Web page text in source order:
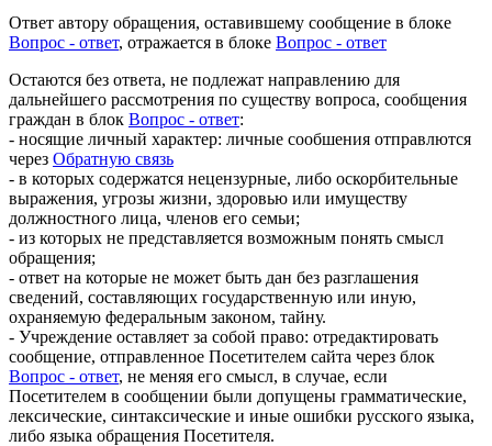
Ответ автору обращения, оставившему сообщение в блоке
Вопрос - ответ, отражается в блоке Вопрос - ответ
Остаются без ответа, не подлежат направлению для
дальнейшего рассмотрения по существу вопроса, сообщения
граждан в блок Вопрос - ответ:
- носящие личный характер: личные сообшения отправлются
через Обратную связь
- в которых содержатся нецензурные, либо оскорбительные
выражения, угрозы жизни, здоровью или имуществу
должностного лица, членов его семьи;
- из которых не представляется возможным понять смысл
обращения;
- ответ на которые не может быть дан без разглашения
сведений, составляющих государственную или иную,
охраняемую федеральным законом, тайну.
- Учреждение оставляет за собой право: отредактировать
сообщение, отправленное Посетителем сайта через блок
Вопрос - ответ, не меняя его смысл, в случае, если
Посетителем в сообщении были допущены грамматические,
лексические, синтаксические и иные ошибки русского языка,
либо языка обращения Посетителя.